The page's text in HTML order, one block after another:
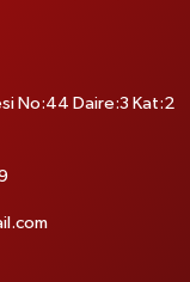
No:44 Daire:3 Kat:2